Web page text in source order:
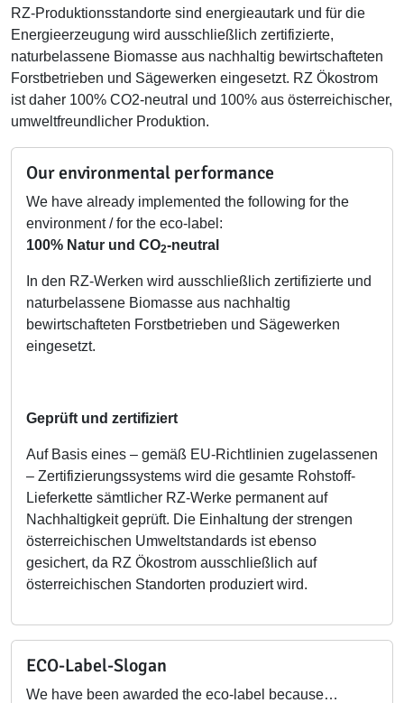
RZ-Produktionsstandorte sind energieautark und für die
Energieerzeugung wird ausschließlich zertifizierte,
naturbelassene Biomasse aus nachhaltig bewirtschafteten
Forstbetrieben und Sägewerken eingesetzt. RZ Ökostrom
ist daher 100% CO2-neutral und 100% aus österreichischer,
umweltfreundlicher Produktion.
Our environmental performance
We have already implemented the following for the
environment / for the eco-label:
100% Natur und CO2-neutral
In den RZ-Werken wird ausschließlich zertifizierte und
naturbelassene Biomasse aus nachhaltig
bewirtschafteten Forstbetrieben und Sägewerken
eingesetzt.
Geprüft und zertifiziert
Auf Basis eines – gemäß EU-Richtlinien zugelassenen
– Zertifizierungssystems wird die gesamte Rohstoff-
Lieferkette sämtlicher RZ-Werke permanent auf
Nachhaltigkeit geprüft. Die Einhaltung der strengen
österreichischen Umweltstandards ist ebenso
gesichert, da RZ Ökostrom ausschließlich auf
österreichischen Standorten produziert wird.
ECO-Label-Slogan
We have been awarded the eco-label because…